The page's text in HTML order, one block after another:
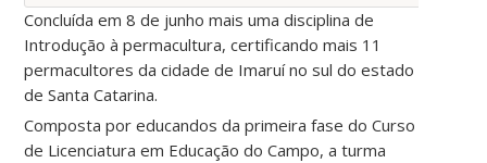
Concluída em 8 de junho mais uma disciplina de
Introdução à permacultura, certificando mais 11
permacultores da cidade de Imaruí no sul do estado
de Santa Catarina.
Composta por educandos da primeira fase do Curso
de Licenciatura em Educação do Campo, a turma